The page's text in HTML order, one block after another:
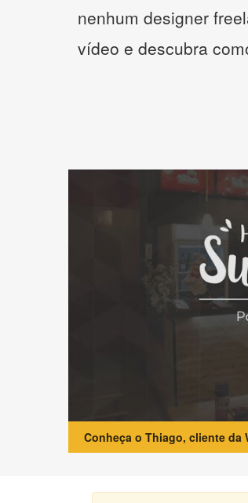
nenhum designer
vídeo e descubra
Conheça o Thiago, cliente da